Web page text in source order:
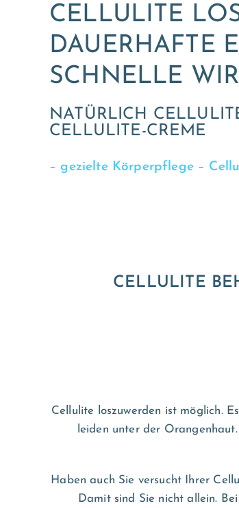
CELLULITE
DAUERHAFTE
SCHNELLE
NATÜRLICH
CELLULITE-CREME
– gezielte Körperpflege –
CELLULITE
Cellulite loszuwerden ist möglich.
leiden unter der
Haben auch Sie versucht Ihrer
Damit sind Sie nicht allein.